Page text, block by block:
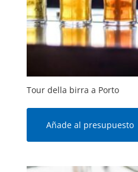
Tour della birra a Porto
Añade al presupuesto